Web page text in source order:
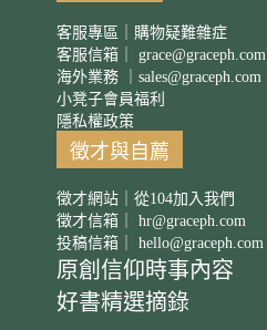
客服專區｜購物疑難雜症
客服信箱｜ grace@graceph.com
海外業務 ｜ sales@graceph.com
小凳子會員福利
隱私權政策
徵才與自薦
徵才網站｜從104加入我們
徵才信箱｜ hr@graceph.com
投稿信箱｜ hello@graceph.com
原創信仰時事內容
好書精選摘錄